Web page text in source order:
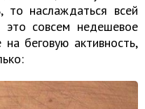
то наслаждаться всей
это совсем недешевое
беговую активность,